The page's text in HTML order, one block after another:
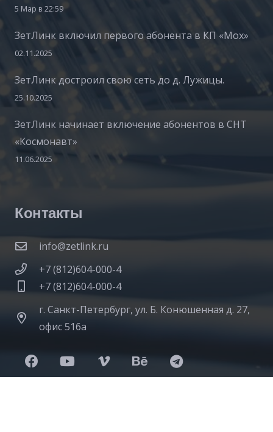
5 Мар в 22:59
ЗетЛинк включил первого абонента в КП «Мох»
02.11.2025
ЗетЛинк достроил свою сеть до д. Лужицы.
25.10.2025
ЗетЛинк начинает включение абонентов в СНТ
«Космонавт»
11.06.2025
Контакты
info@zetlink.ru
+7 (812)604-000-4
+7 (812)604-000-4
г. Санкт-Петербург, ул. Б. Конюшенная д. 27,
офис 516а